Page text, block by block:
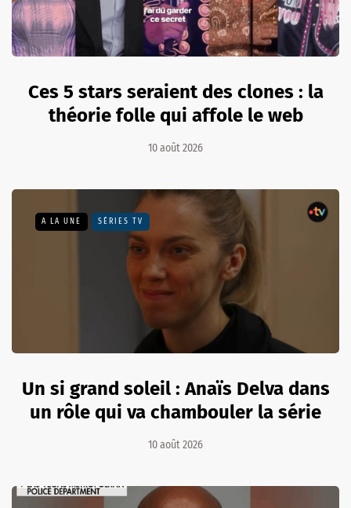
Ces 5 stars seraient des clones : la
théorie folle qui affole le web
10 août 2026
A LA UNE SÉRIES TV
Un si grand soleil : Anaïs Delva dans
un rôle qui va chambouler la série
10 août 2026